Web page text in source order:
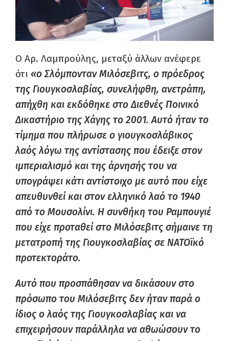
Ο Αρ. Λαμπρούλης, μεταξύ άλλων ανέφερε
ότι «ο Σλόμπονταν Μιλόσεβιτς, ο πρόεδρος
της Γιουγκοσλαβίας, συνελήφθη, ανετράπη,
απήχθη και εκδόθηκε στο Διεθνές Ποινικό
Δικαστήριο της Χάγης το 2001. Αυτό ήταν το
τίμημα που πλήρωσε ο γιουγκοσλάβικος
λαός λόγω της αντίστασης που έδειξε στον
ιμπεριαλισμό και της άρνησής του να
υπογράψει κάτι αντίστοιχο με αυτό που είχε
απευθυνθεί και στον ελληνικό λαό το 1940
από το Μουσολίνι. Η συνθήκη του Ραμπουγιέ
που είχε προταθεί στο Μιλόσεβιτς σήμαινε τη
μετατροπή της Γιουγκοσλαβίας σε ΝΑΤΟϊκό
προτεκτοράτο.
Αυτό που προσπάθησαν να δικάσουν στο
πρόσωπο του Μιλόσεβιτς δεν ήταν παρά ο
ίδιος ο λαός της Γιουγκοσλαβίας και να
επιχειρήσουν παράλληλα να αθωώσουν το